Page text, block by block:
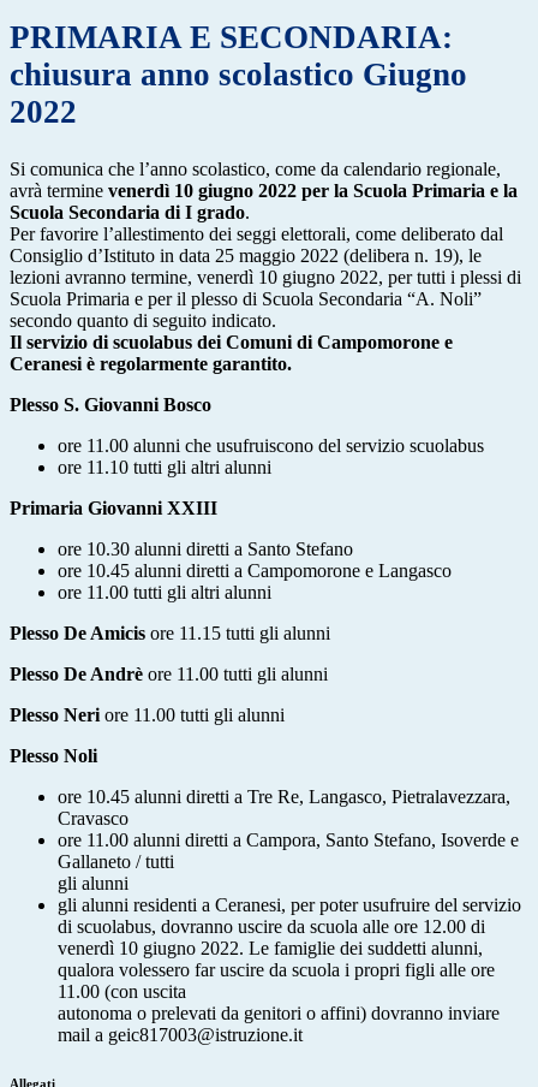
PRIMARIA E SECONDARIA:
chiusura anno scolastico Giugno
2022
Si comunica che l’anno scolastico, come da calendario regionale,
avrà termine venerdì 10 giugno 2022 per la Scuola Primaria e la
Scuola Secondaria di I grado.
Per favorire l’allestimento dei seggi elettorali, come deliberato dal
Consiglio d’Istituto in data 25 maggio 2022 (delibera n. 19), le
lezioni avranno termine, venerdì 10 giugno 2022, per tutti i plessi di
Scuola Primaria e per il plesso di Scuola Secondaria “A. Noli”
secondo quanto di seguito indicato.
Il servizio di scuolabus dei Comuni di Campomorone e
Ceranesi è regolarmente garantito.
Plesso S. Giovanni Bosco
ore 11.00 alunni che usufruiscono del servizio scuolabus
ore 11.10 tutti gli altri alunni
Primaria Giovanni XXIII
ore 10.30 alunni diretti a Santo Stefano
ore 10.45 alunni diretti a Campomorone e Langasco
ore 11.00 tutti gli altri alunni
Plesso De Amicis ore 11.15 tutti gli alunni
Plesso De Andrè ore 11.00 tutti gli alunni
Plesso Neri ore 11.00 tutti gli alunni
Plesso Noli
ore 10.45 alunni diretti a Tre Re, Langasco, Pietralavezzara,
Cravasco
ore 11.00 alunni diretti a Campora, Santo Stefano, Isoverde e
Gallaneto / tutti
gli alunni
gli alunni residenti a Ceranesi, per poter usufruire del servizio
di scuolabus, dovranno uscire da scuola alle ore 12.00 di
venerdì 10 giugno 2022. Le famiglie dei suddetti alunni,
qualora volessero far uscire da scuola i propri figli alle ore
11.00 (con uscita
autonoma o prelevati da genitori o affini) dovranno inviare
mail a geic817003@istruzione.it
Allegati